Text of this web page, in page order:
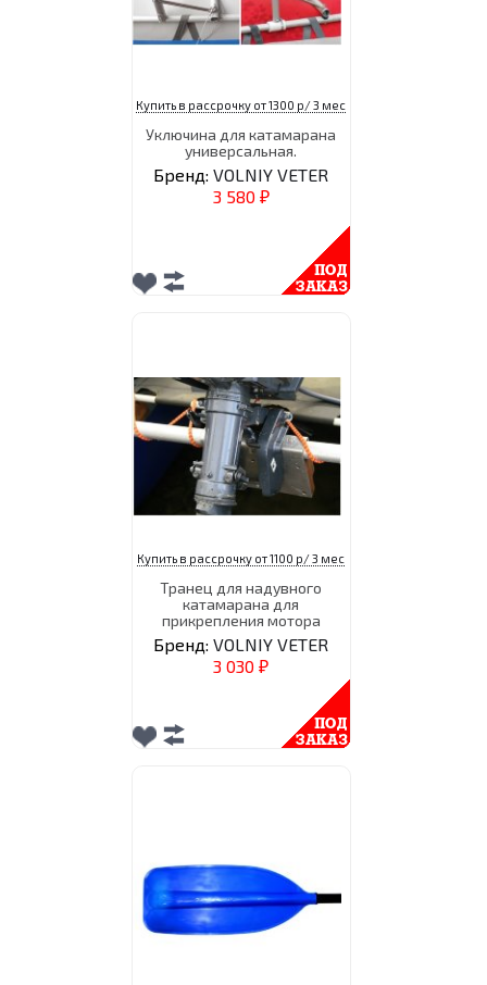
Купить в рассрочку от 1300 р/ 3 мес
Уключина для катамарана
универсальная.
Бренд: VOLNIY VETER
3 580 ₽
Купить в рассрочку от 1100 р/ 3 мес
Транец для надувного
катамарана для
прикрепления мотора
Бренд: VOLNIY VETER
3 030 ₽